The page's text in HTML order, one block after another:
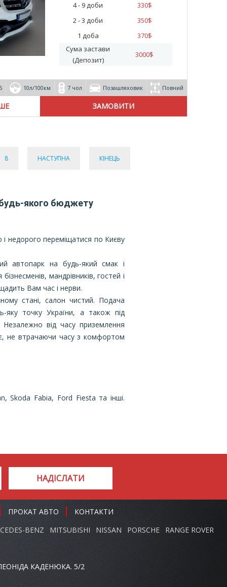
4 - 9 доби
330$
2 - 3 доби
350$
1 доба
370$
Сума застави
(Депозит)
3000$
10л/100км 7 чол Позашляховик Повний
8 НАСТУПНА КІНЕЦЬ
будь-якого бюджету
недорого переміщатися по Києву
автопарк на будь-який смак і
мандрівників, гостей і
Вам час і нерви.
стані, салон чистий. Подача
точку України, а також під
від часу приземлення
не втрачаючи часу з комфортом
Skoda Fabia, Ford Fiesta та інші.
НАДІСЛАТИ
ПРОКАТ АВТО
КОНТАКТИ
BENZ MITSUBISHI NISSAN PORSCHE
RANGE ROVER
КАДЕНЮКА. 5/2